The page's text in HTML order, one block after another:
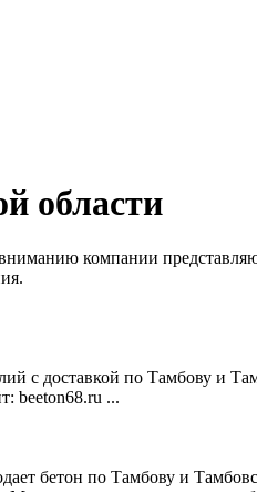
области
компании
с доставкой по Тамбову и
beeton68.ru ...
бетон по Тамбову и